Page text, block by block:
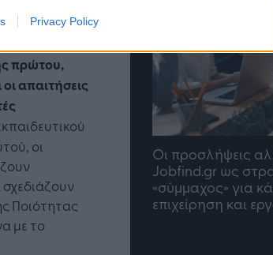
Privacy Policy
5
πρώτου,
απαιτήσεις
οι
Ποιότητας
με το
το νέο
της
Οι προσλήψεις αλλάζουν: To
Jobfind.gr ως στρατηγικός
«σύμμαχος» για κάθε
επιχείρηση και εργαζόμενο